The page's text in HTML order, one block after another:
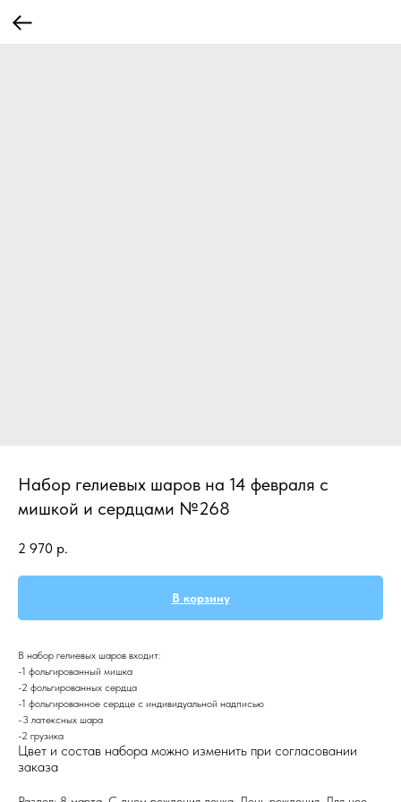
Набор гелиевых шаров на 14 февраля с
мишкой и сердцами №268
2 970 р.
В корзину
В набор гелиевых шаров входит:
-1 фольгированный мишка
-2 фольгированных сердца
-1 фольгированное сердце с индивидуальной надписью
-3 латексных шара
-2 грузика
Цвет и состав набора можно изменить при согласовании
заказа